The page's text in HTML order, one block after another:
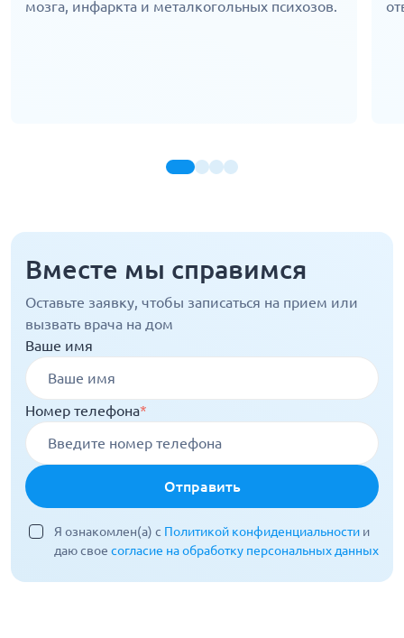
мозга, инфаркта и металкогольных психозов.
Вместе мы справимся
Оставьте заявку, чтобы записаться на прием или
вызвать врача на дом
Ваше имя
Номер телефона*
Отправить
Я ознакомлен(а) с Политикой конфиденциальности и
даю свое согласие на обработку персональных данных